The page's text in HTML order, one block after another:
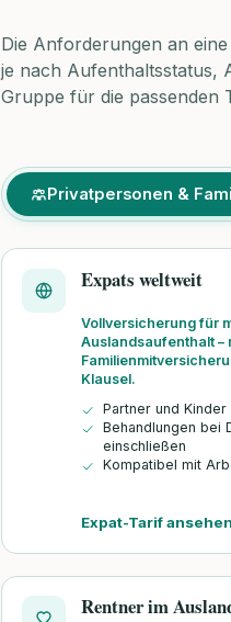
Die Anforderungen an
je nach Aufenthaltsstatus,
Gruppe für die passenden
Privatpersonen &
Expats weltweit
Vollversicherung für
Auslandsaufenthalt –
Klausel.
Partner und
Behandlungen bei
einschließen
Kompatibel mit
Expat-Tarif ansehen
Rentner im